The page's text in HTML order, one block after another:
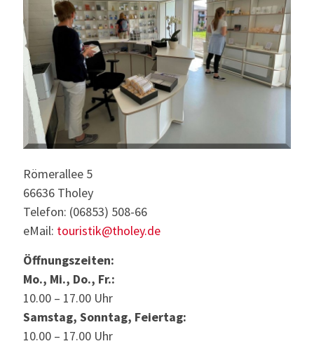
Römerallee 5
66636 Tholey
Telefon: (06853) 508-66
eMail: touristik@tholey.de
Öffnungszeiten:
Mo., Mi., Do., Fr.:
10.00 – 17.00 Uhr
Samstag, Sonntag, Feiertag:
10.00 – 17.00 Uhr